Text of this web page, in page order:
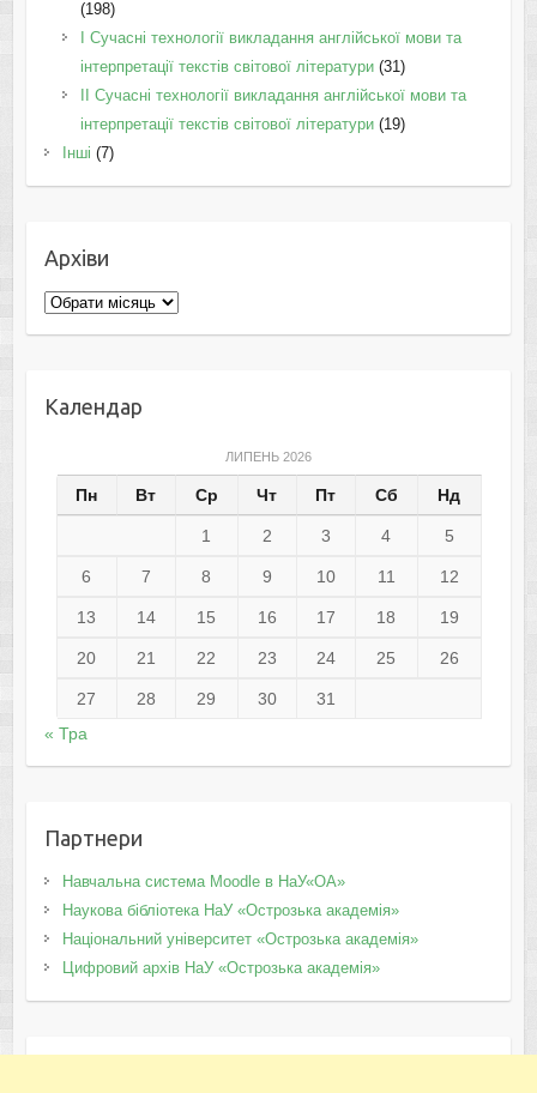
(198)
I Cучасні технології викладання англійської мови та
інтерпретації текстів світової літератури(31)
II Cучасні технології викладання англійської мови та
інтерпретації текстів світової літератури(19)
Інші (7)
Архіви
Архіви
Календар
ЛИПЕНЬ 2026
Пн Вт Ср Чт Пт Сб Нд
1 2 3 4 5
6 7 8 9 10 11 12
13 14 15 16 17 18 19
20 21 22 23 24 25 26
27 28 29 30
31
« Тра
Партнери
Навчальна система Moodle в НаУ«ОА»
Наукова бібліотека НаУ «Острозька академія»
Національний університет «Острозька академія»
Цифровий архів НаУ «Острозька академія»